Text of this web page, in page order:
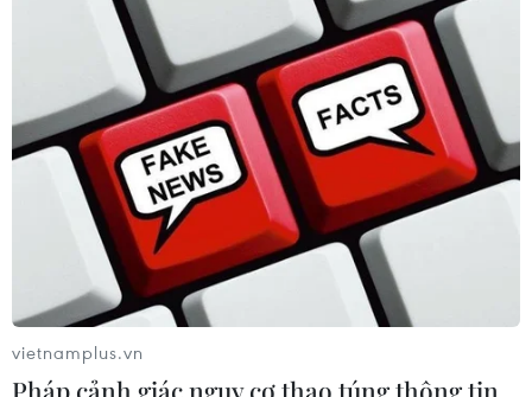
vietnamplus.vn
Pháp cảnh giác nguy cơ thao túng thông tin